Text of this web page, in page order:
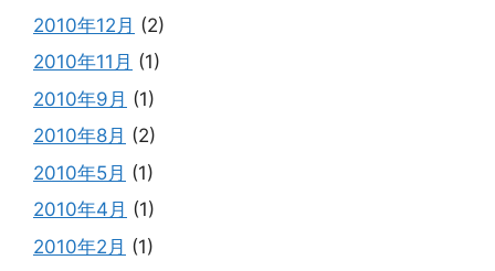
2010年12月 (2)
2010年11月 (1)
2010年9月 (1)
2010年8月 (2)
2010年5月 (1)
2010年4月 (1)
2010年2月 (1)